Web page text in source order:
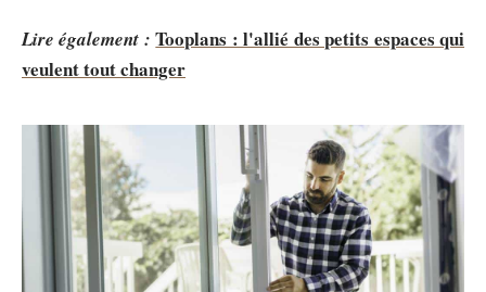
Lire également : Tooplans : l'allié des petits espaces qui
veulent tout changer